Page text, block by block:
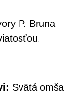
P. Bruna
Svätá omša